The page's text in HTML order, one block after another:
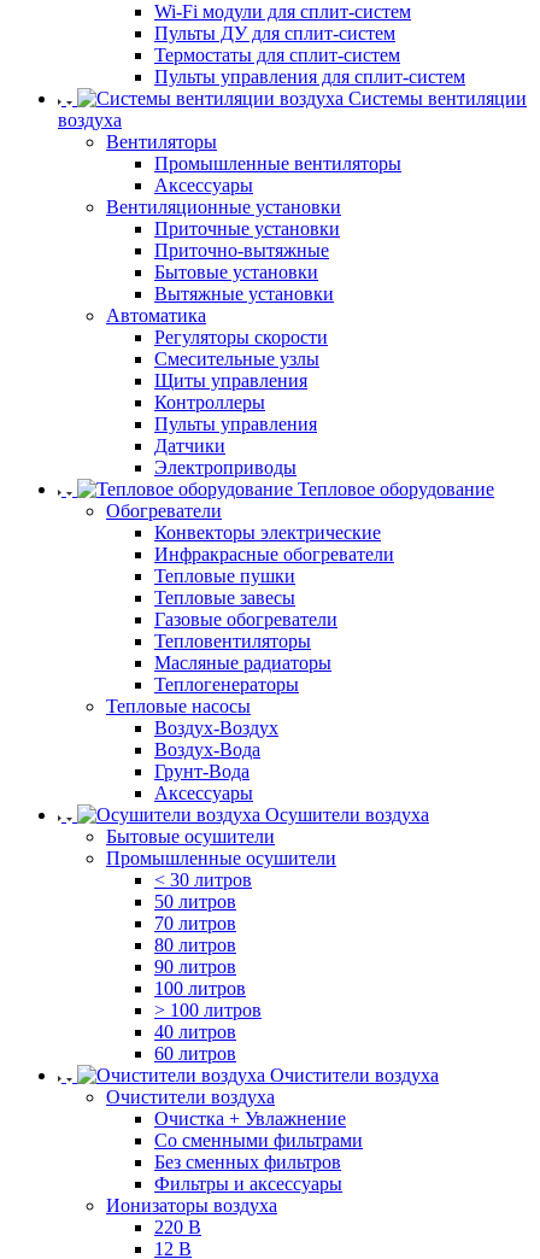
Wi-Fi модули для сплит-систем
Пульты ДУ для сплит-систем
Термостаты для сплит-систем
Пульты управления для сплит-систем
Системы вентиляции
воздуха
Вентиляторы
Промышленные вентиляторы
Аксессуары
Вентиляционные установки
Приточные установки
Приточно-вытяжные
Бытовые установки
Вытяжные установки
Автоматика
Регуляторы скорости
Смесительные узлы
Щиты управления
Контроллеры
Пульты управления
Датчики
Электроприводы
Тепловое оборудование
Обогреватели
Конвекторы электрические
Инфракрасные обогреватели
Тепловые пушки
Тепловые завесы
Газовые обогреватели
Тепловентиляторы
Масляные радиаторы
Теплогенераторы
Тепловые насосы
Воздух-Воздух
Воздух-Вода
Грунт-Вода
Аксессуары
Осушители воздуха
Бытовые осушители
Промышленные осушители
< 30 литров
50 литров
70 литров
80 литров
90 литров
100 литров
> 100 литров
40 литров
60 литров
Очистители воздуха
Очистители воздуха
Очистка + Увлажнение
Cо сменными фильтрами
Без сменных фильтров
Фильтры и аксессуары
Ионизаторы воздуха
220 В
12 В